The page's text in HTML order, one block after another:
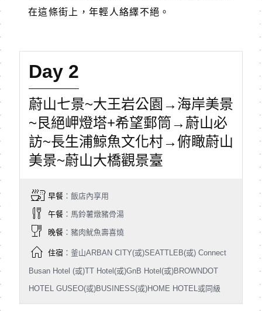
在這條街上，年輕人絡繹不絕。
Day 2
蔚山七景~大王岩公園→海岸美景
~艮絕岬燈塔+希望郵筒→蔚山必
訪~長生浦鯨魚文化村→俯瞰蔚山
美景~蔚山大橋觀景臺
早餐：飯店內享用
午餐：馬鈴薯燉豬骨湯
晚餐：豬肉魷魚壽喜燒
住宿：釜山ARBAN CITY(或)SEATTLEB(或) Connect
Busan Hotel (或)TT Hotel(或)GnB Hotel(或)BROWNDOT
HOTEL GUSEO(或)BUSINESS(或)HOME HOTEL或同級